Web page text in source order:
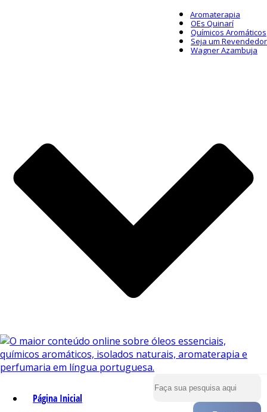
Aromaterapia
OEs Quinarí
Químicos Aromáticos
Seja um Revendedor
Wagner Azambuja
Página Inicial